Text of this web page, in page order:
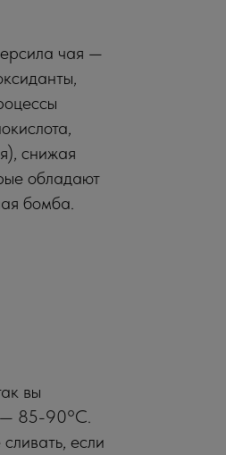
чая —
снижая
обладают
бомба.
вы
— 85-90°C.
если